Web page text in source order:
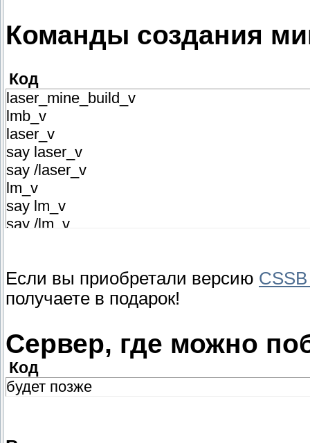
Команды создания
Код
laser_mine_build_v
lmb_v
laser_v
say laser_v
say /laser_v
lm_v
say lm_v
say /lm_v
Если вы приобретали версию
получаете в подарок!
Сервер, где можно
Код
будет позже